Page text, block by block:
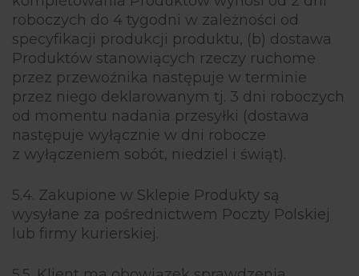
roboczych do 4 tygodni w zależności od
specyfikacji produkcji produktu, (b) dostawa
Produktów stanowiących rzeczy ruchome
przez przewoźnika następuje w terminie
przez niego deklarowanym tj. 3 dni roboczych
od momentu nadania przesyłki (dostawa
następuje wyłącznie w dni robocze
z wyłączeniem sobót, niedziel i świąt).
5.4. Zakupione w Sklepie Produkty są
wysyłane za pośrednictwem Poczty Polskiej
lub firmy kurierskiej.